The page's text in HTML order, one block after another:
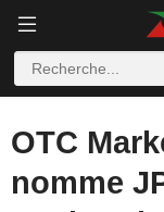
OTC
nomme